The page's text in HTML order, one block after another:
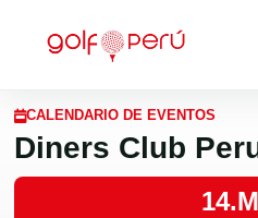
CALENDARIO DE EVENTOS
Diners Club